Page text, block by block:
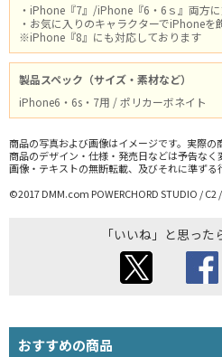
・iPhone『7』/iPhone『6・6ｓ』両方に
・お気に入りのキャラクターでiPhoneを
※iPhone『8』にも対応しております
製品スペック（サイズ・素材など）
iPhone6・6s・7用 / ポリカーボネイト
商品の写真および画像はイメージです。実際の
商品のデザイン・仕様・発売日などは予告なく
画像・テキストの無断転載、及びそれに準ずる
©2017 DMM.com POWERCHORD STUDIO / C2
「いいね」と思った
おすすめの商品